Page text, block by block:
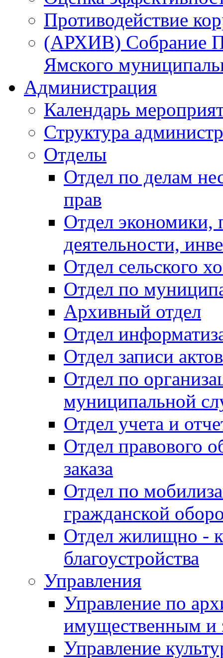
Противодействие
(АРХИВ) Собрание
Ямского
Администрация
Календарь
Структура
Отделы
Отдел по делам
прав
Отдел экономики,
деятельности,
Отдел сельского
Отдел по
Архивный отдел
Отдел
Отдел записи
Отдел по
муниципальной
Отдел учета и
Отдел правового
заказа
Отдел по
гражданской
Отдел жилищно -
благоустройства
Управления
Управление по
имущественным и
Управление